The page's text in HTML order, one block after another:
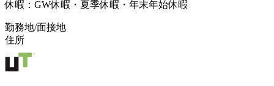
休暇：GW休暇・夏季休暇・年末年始休暇
勤務地/面接地
住所